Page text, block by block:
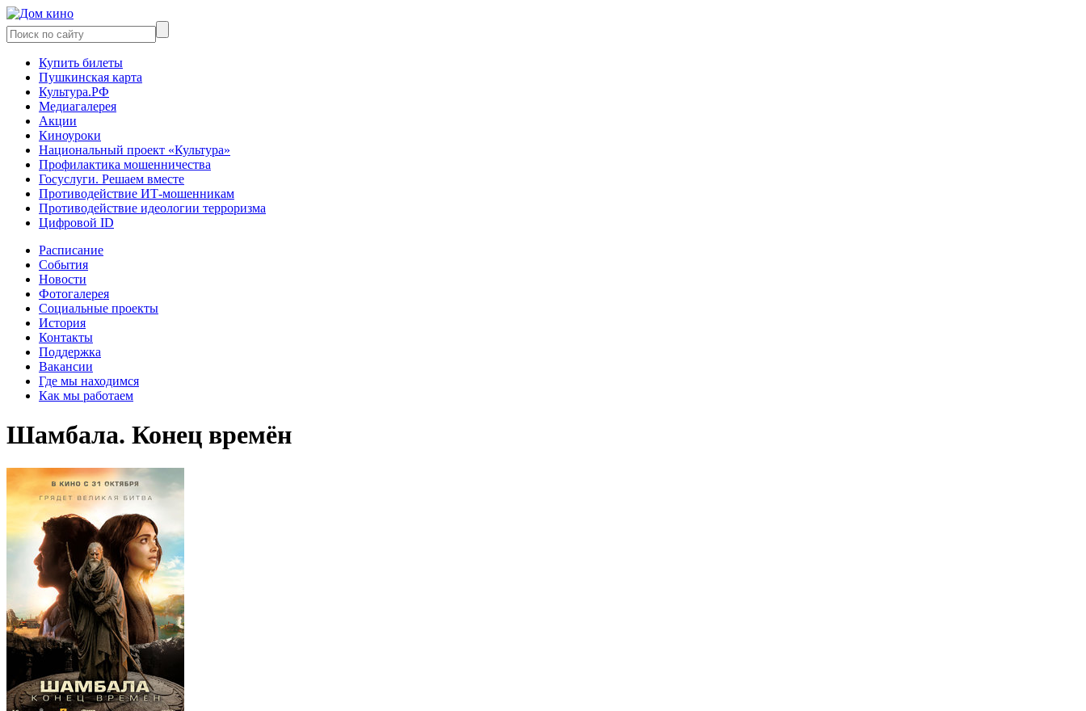
Купить билеты
Пушкинская карта
Культура.РФ
Медиагалерея
Акции
Киноуроки
Национальный проект «Культура»
Профилактика мошенничества
Госуслуги. Решаем вместе
Противодействие ИТ-мошенникам
Противодействие идеологии терроризма
Цифровой ID
Расписание
События
Новости
Фотогалерея
Социальные проекты
История
Контакты
Поддержка
Вакансии
Где мы находимся
Как мы работаем
Шамбала. Конец времён